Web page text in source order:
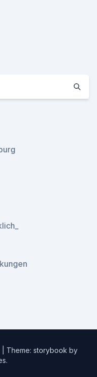
Theme: storybook by
.